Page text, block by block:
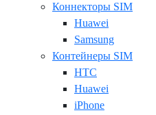
Коннекторы SIM
Huawei
Samsung
Контейнеры SIM
HTC
Huawei
iPhone